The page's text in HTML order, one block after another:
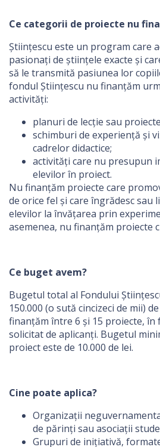
Ce categorii de proiecte nu
Științescu este un program care
pasionați de științele exacte și
să le transmită pasiunea lor
fondul Științescu nu finanțăm
activități:
planuri de lecție sau
schimburi de experiență și
cadrelor didactice;
activități care nu presupun
elevilor în proiect.
Nu finanțăm proiecte care
de orice fel și care îngrădesc sau
elevilor la învățarea prin
asemenea, nu finanțăm proiecte
Ce buget avem?
Bugetul total al Fondului
150.000 (o sută cincizeci de mii)
finanțăm între 6 și 15 proiecte, în
solicitat de aplicanți. Bugetul
proiect este de 10.000 de lei.
Cine poate aplica?
Organizații
de părinți sau asociații
Grupuri de inițiativă,